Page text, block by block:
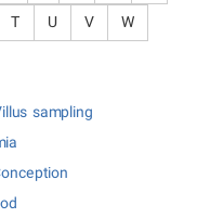
T U V
W
sampling